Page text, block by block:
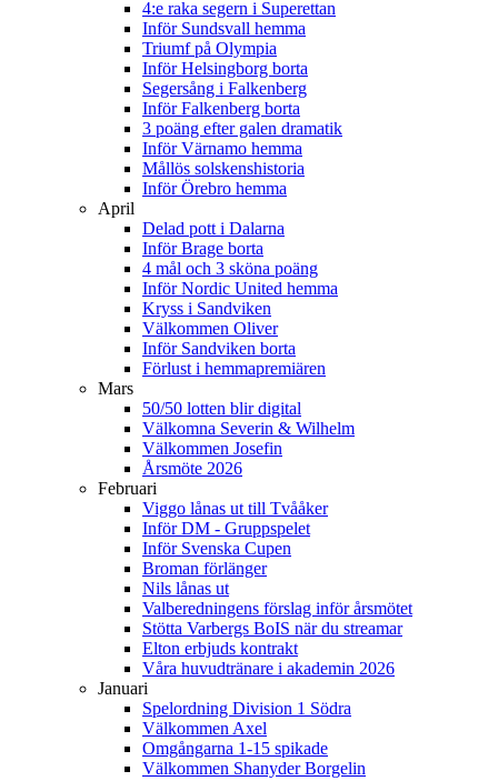
4:e raka segern i Superettan
Inför Sundsvall hemma
Triumf på Olympia
Inför Helsingborg borta
Segersång i Falkenberg
Inför Falkenberg borta
3 poäng efter galen dramatik
Inför Värnamo hemma
Mållös solskenshistoria
Inför Örebro hemma
April
Delad pott i Dalarna
Inför Brage borta
4 mål och 3 sköna poäng
Inför Nordic United hemma
Kryss i Sandviken
Välkommen Oliver
Inför Sandviken borta
Förlust i hemmapremiären
Mars
50/50 lotten blir digital
Välkomna Severin & Wilhelm
Välkommen Josefin
Årsmöte 2026
Februari
Viggo lånas ut till Tvååker
Inför DM - Gruppspelet
Inför Svenska Cupen
Broman förlänger
Nils lånas ut
Valberedningens förslag inför årsmötet
Stötta Varbergs BoIS när du streamar
Elton erbjuds kontrakt
Våra huvudtränare i akademin 2026
Januari
Spelordning Division 1 Södra
Välkommen Axel
Omgångarna 1-15 spikade
Välkommen Shanyder Borgelin